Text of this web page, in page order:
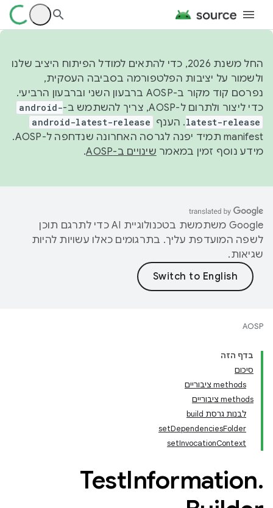
החל משנת 2026, כדי להתאים למודל הפיתוח היציב שלנו
ולשמור על יציבות הפלטפורמה בסביבה העסקית,
נפרסם קוד מקור ב-AOSP ברבעון השני וברבעון הרביעי.
כדי ליצור ולתרום ל-AOSP, צריך להשתמש ב-
android-
latest-release. הענף android-latest-release
manifest תמיד יפנה לגרסה האחרונה שנדחפה ל-AOSP.
מידע נוסף זמין במאמר שינויים ב-AOSP .
‫Google משתמשת בטכנולוגיית AI כדי לתרגם תוכן
לשפה המועדפת עליך. בתרגומים כאלו עשויות להיות
שגיאות.
AOSP
בדף הזה
סיכום
‫methods ציבוריים
‫methods ציבוריים
לבנות גרסת build
setDependenciesFolder
setInvocationContext
TestInformation.